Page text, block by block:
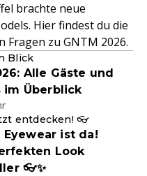
brachte neue
Hier findest du die
zu GNTM 2026.
Blick
Alle Gäste und
Überblick
entdecken! 👓
Eyewear ist da!
Look
👓✨